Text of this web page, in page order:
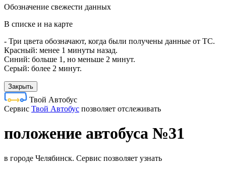
Обозначение свежести данных
В списке и на карте
- Три цвета обозначают, когда были получены данные от ТС.
Красный: менее 1 минуты назад.
Синий: больше 1, но меньше 2 минут.
Серый: более 2 минут.
Закрыть
Твой Автобус
Cервис Твой Автобус позволяет отслеживать
положение автобуса №31
в городе Челябинск. Сервис позволяет узнать